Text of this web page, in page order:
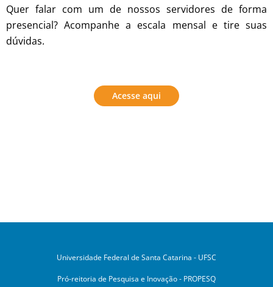
Quer falar com um de nossos servidores de forma
presencial? Acompanhe a escala mensal e tire suas
dúvidas.
Acesse aqui
Universidade Federal de Santa Catarina - UFSC
Pró-reitoria de Pesquisa e Inovação - PROPESQ